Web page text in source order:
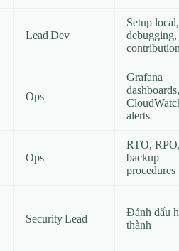
Lead Dev
Setup local,
debugging,
Ops
Grafana
dashboards,
alerts
Ops
RTO,
backup
procedures
Security Lead
Đánh dấu
thành